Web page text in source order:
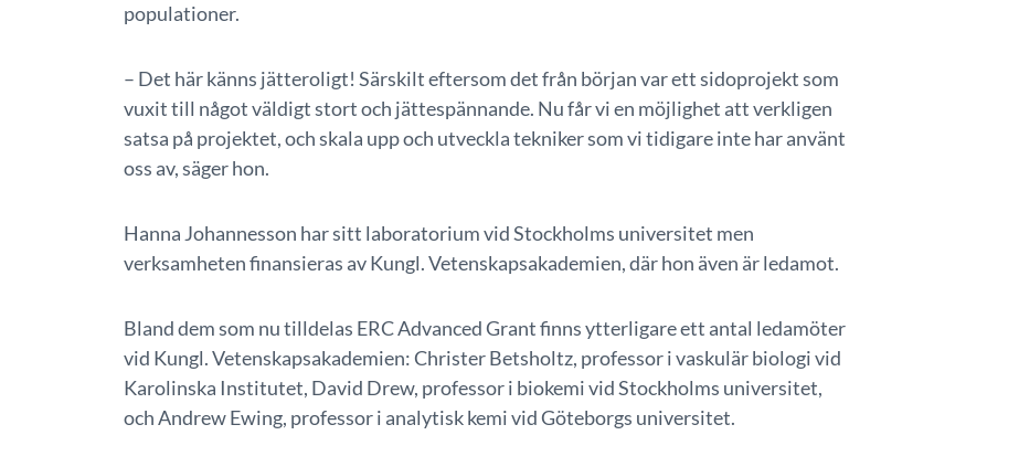
populationer.
– Det här känns jätteroligt! Särskilt eftersom det från början var ett sidoprojekt som
vuxit till något väldigt stort och jättespännande. Nu får vi en möjlighet att verkligen
satsa på projektet, och skala upp och utveckla tekniker som vi tidigare inte har använt
oss av, säger hon.
Hanna Johannesson har sitt laboratorium vid Stockholms universitet men
verksamheten finansieras av Kungl. Vetenskapsakademien, där hon även är ledamot.
Bland dem som nu tilldelas ERC Advanced Grant finns ytterligare ett antal ledamöter
vid Kungl. Vetenskapsakademien: Christer Betsholtz, professor i vaskulär biologi vid
Karolinska Institutet, David Drew, professor i biokemi vid Stockholms universitet,
och Andrew Ewing, professor i analytisk kemi vid Göteborgs universitet.